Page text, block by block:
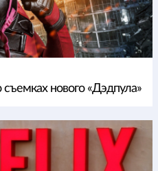
нового «Дэдпула»